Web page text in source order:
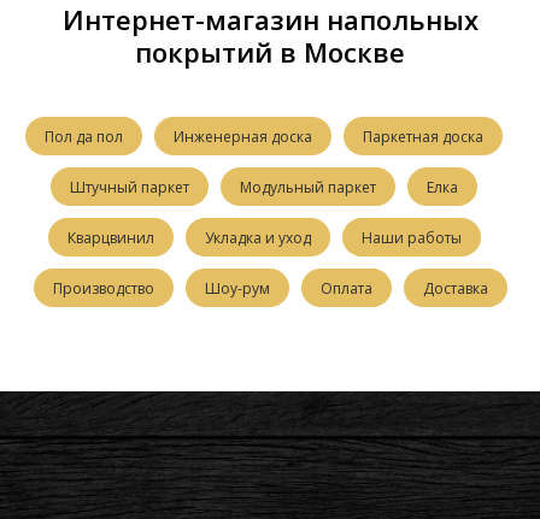
Интернет-магазин напольных
покрытий в Москве
Пол да пол Инженерная доска Паркетная доска
Штучный паркет Модульный паркет Елка
Кварцвинил Укладка и уход Наши работы
Производство Шоу-рум Оплата Доставка